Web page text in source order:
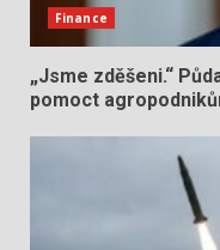
Finance
„Jsme zděšeni.“
pomoct